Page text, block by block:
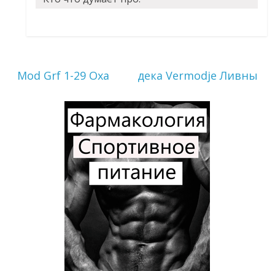
Mod Grf 1-29 Оха дека Vermodje Ливны